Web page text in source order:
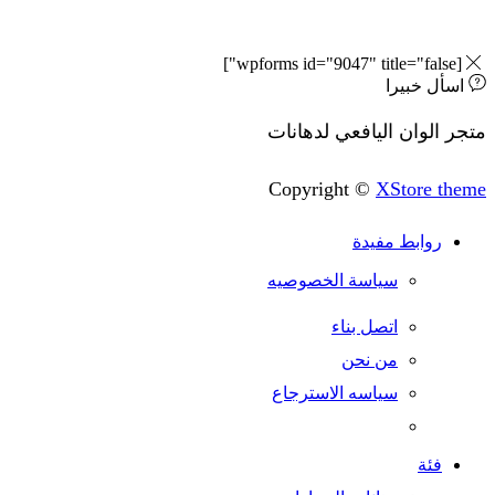
خبيرا
اليافعي لدهانات
Copyright ©
مفيدة
سياسة الخصوصيه
اتصل بناء
من نحن
سياسه الاسترجاع